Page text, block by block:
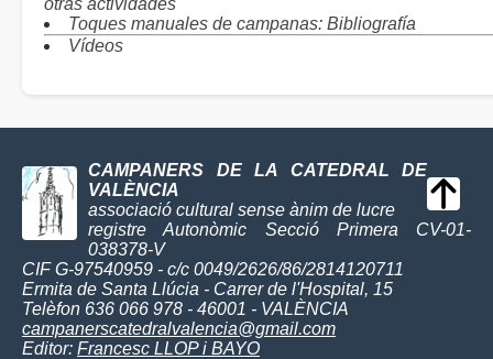
Toques manuales de campanas: Bibliografía
Vídeos
CAMPANERS DE LA CATEDRAL DE
VALÈNCIA
associació cultural sense ànim de lucre
registre Autonòmic Secció Primera CV-01-
038378-V
CIF G-97540959 - c/c 0049/2626/86/2814120711
Ermita de Santa Llúcia - Carrer de l'Hospital, 15
Telèfon 636 066 978 - 46001 - VALÈNCIA
campanerscatedralvalencia@gmail.com
Editor: Francesc LLOP i BAYO